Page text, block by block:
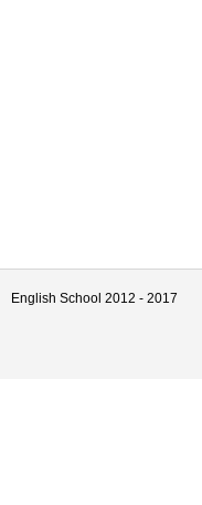
English School 2012 - 2017